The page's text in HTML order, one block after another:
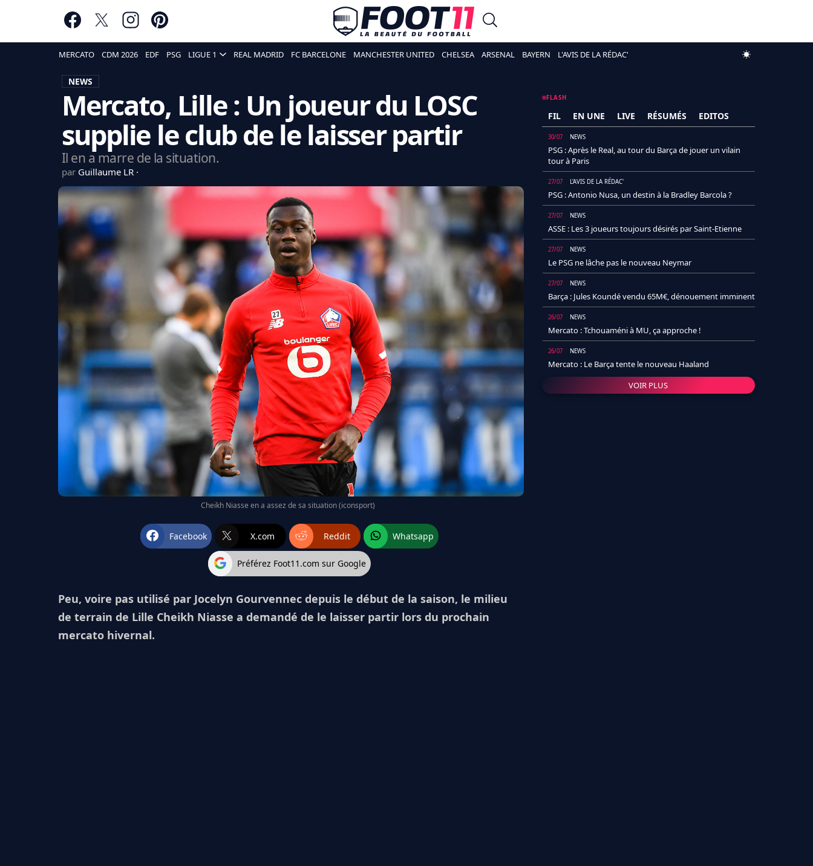
MERCATO CDM 2026 EDF PSG LIGUE 1 REAL MADRID FC BARCELONE MANCHESTER UNITED CHELSEA ARSENAL BAYERN L'AVIS DE LA RÉDAC'
NEWS
Mercato, Lille : Un joueur du LOSC
supplie le club de le laisser partir
Il en a marre de la situation.
par Guillaume LR
Cheikh Niasse en a assez de sa situation (iconsport)
Facebook X.com Reddit Whatsapp
Préférez Foot11.com sur Google
Peu, voire pas utilisé par Jocelyn Gourvennec depuis le début de la saison, le milieu
de terrain de Lille Cheikh Niasse a demandé de le laisser partir lors du prochain
mercato hivernal.
FLASH
FIL EN UNE LIVE RÉSUMÉS EDITOS
30/07 NEWS
PSG : Après le Real, au tour du Barça de jouer un vilain
tour à Paris
27/07 L'AVIS DE LA RÉDAC'
PSG : Antonio Nusa, un destin à la Bradley Barcola ?
27/07 NEWS
ASSE : Les 3 joueurs toujours désirés par Saint-Etienne
27/07 NEWS
Le PSG ne lâche pas le nouveau Neymar
27/07 NEWS
Barça : Jules Koundé vendu 65M€, dénouement imminent
26/07 NEWS
Mercato : Tchouaméni à MU, ça approche !
26/07 NEWS
Mercato : Le Barça tente le nouveau Haaland
VOIR PLUS